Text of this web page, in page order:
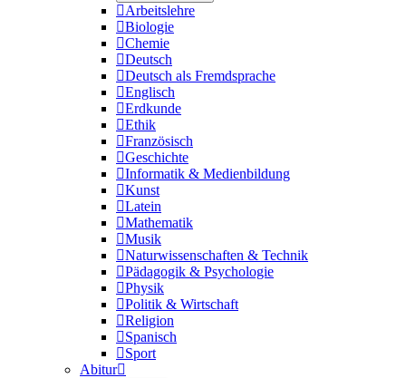
Arbeitslehre
Biologie
Chemie
Deutsch
Deutsch als Fremdsprache
Englisch
Erdkunde
Ethik
Französisch
Geschichte
Informatik & Medienbildung
Kunst
Latein
Mathematik
Musik
Naturwissenschaften & Technik
Pädagogik & Psychologie
Physik
Politik & Wirtschaft
Religion
Spanisch
Sport
Abitur